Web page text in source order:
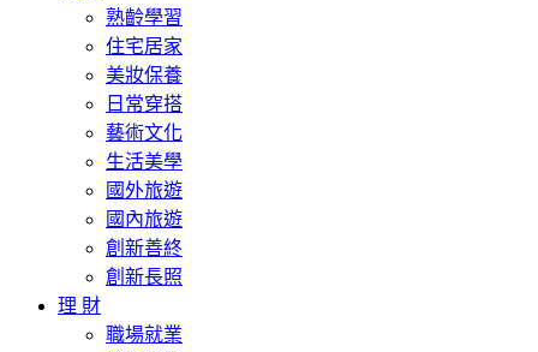
熟齡學習
住宅居家
美妝保養
日常穿搭
藝術文化
生活美學
國外旅遊
國內旅遊
創新善終
創新長照
理 財
職場就業